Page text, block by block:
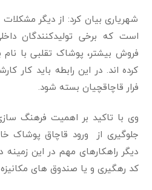
شهریاری بیان کرد: از دیگر
است که برخی تولیدکنندگان
فروش بیشتر، پوشاک تقلبی با نام
کرده اند. در این رابطه باید کار
فرار قاچاقچیان بسته شود.
وی با تاکید بر اهمیت فرهنگ
جلوگیری از ورود قاچاق پوشاک
دیگر راهکارهای مهم در این زمینه
کد رهگیری و یا صندوق های